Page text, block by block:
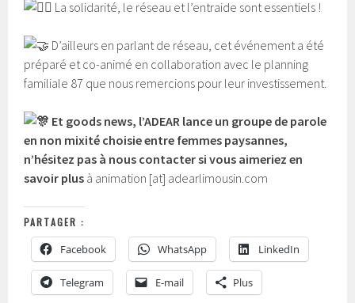
La solidarité, le réseau et l’entraide sont essentiels !
D’ailleurs en parlant de réseau, cet événement a été
préparé et co-animé en collaboration avec le planning
familiale 87 que nous remercions pour leur investissement.
Et goods news, l’ADEAR lance un groupe de parole
en non mixité choisie entre femmes paysannes,
n’hésitez pas à nous contacter si vous aimeriez en
savoir plus à animation [at] adearlimousin.com
PARTAGER :
Facebook WhatsApp LinkedIn
Telegram E-mail Plus